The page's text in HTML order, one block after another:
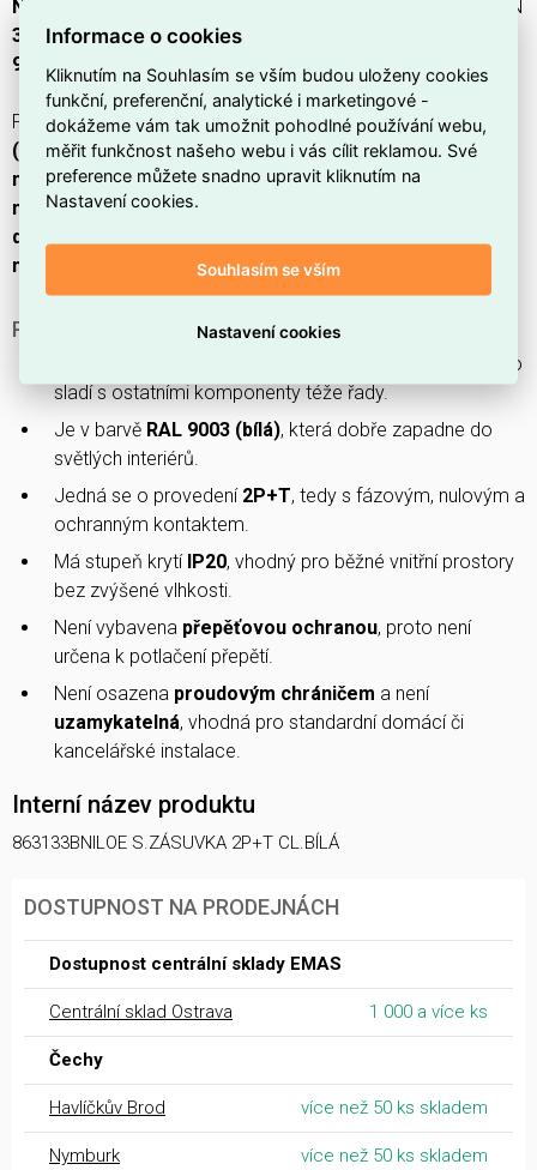
NILOE S.ZÁSUVKA 2P+T CL.BÍLÁ LEGRAND 863133B
(EAN
3414972872805) ze sérieNILOÉ STEP
9003).
Podomítková zásuvka sIP20,ochranným kontaktem
(zemnící kolík),nominálním proudem 16 Aanominálním
napětím 250 V ; rozměry75,8 × 75,8 × 40,2 mm,
materiál plast,matný povrch
dětská ochrana
montáž pod omítku
PROČ SI VYBRAT TUTO ZÁSUVKU?
, takže se snadno
sladí s ostatními komponenty téže řady.
Je v barvě RAL 9003 (bílá), která dobře zapadne do
světlých interiérů.
Jedná se o provedení 2P+T, tedy s fázovým, nulovým a
ochranným kontaktem.
Má stupeň krytí IP20, vhodný pro běžné vnitřní prostory
bez zvýšené vlhkosti.
Není vybavena přepěťovou ochranou, proto není
určena k potlačení přepětí.
Není osazena proudovým chráničem a není
uzamykatelná, vhodná pro standardní domácí či
kancelářské instalace.
Interní název produktu
863133BNILOE S.ZÁSUVKA 2P+T CL.BÍLÁ
DOSTUPNOST NA PRODEJNÁCH
Dostupnost centrální sklady EMAS
Centrální sklad Ostrava 1 000 a více ks
Čechy
Havlíčkův Brod více než 50 ks skladem
Nymburk více než 50 ks skladem
Informace o cookies
Kliknutím na Souhlasím se vším budou uloženy cookies
funkční, preferenční, analytické i marketingové -
dokážeme vám tak umožnit pohodlné používání webu,
měřit funkčnost našeho webu i vás cílit reklamou. Své
preference můžete snadno upravit kliknutím na
Nastavení cookies.
Souhlasím se vším
Nastavení cookies